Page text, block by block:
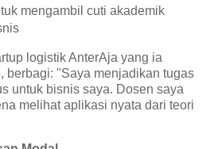
mengambil cuti akademik
logistik AnterAja yang ia
berbagi: "Saya menjadikan tugas
untuk bisnis saya. Dosen saya
melihat aplikasi nyata dari teori